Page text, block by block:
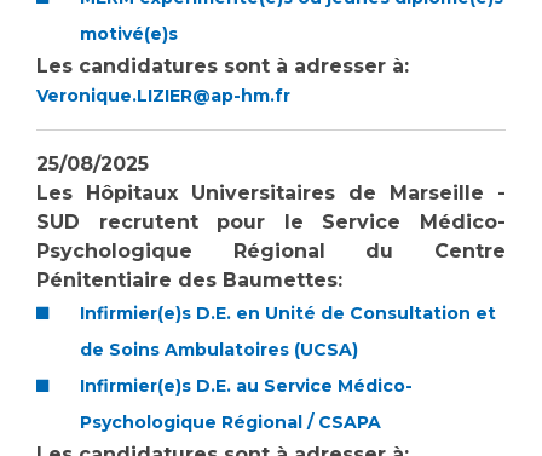
motivé(e)s
Les candidatures sont à adresser à:
Veronique.LIZIER@ap-hm.fr
25/08/2025
Les Hôpitaux Universitaires de Marseille -
SUD recrutent pour le Service Médico-
Psychologique Régional du Centre
Pénitentiaire des Baumettes:
Infirmier(e)s D.E. en Unité de Consultation et
de Soins Ambulatoires (UCSA)
Infirmier(e)s D.E. au Service Médico-
Psychologique Régional / CSAPA